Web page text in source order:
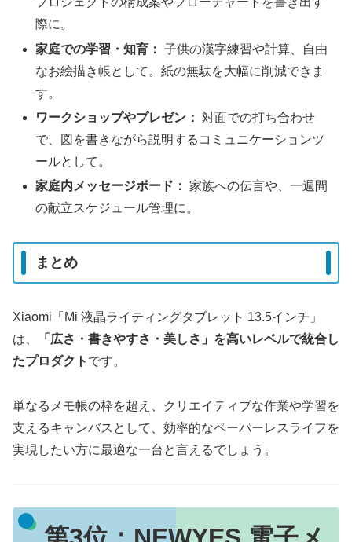
際に。
家庭での学習・知育： 子供の漢字練習や計算、自由
なお絵描き帳として。紙の無駄を大幅に削減できま
す。
ワークショップやプレゼン：
対面での打ち合わせ
で、図を書きながら説明するコミュニケーションツ
ールとして。
家庭内メッセージボード： 家族への伝言や、一週間
の献立スケジュール管理に。
まとめ
Xiaomi「Mi 液晶ライティングタブレット 13.5インチ」
は、
「広さ・書きやすさ・美しさ」を高いレベルで統合し
たプロダクト です。
単なるメモ帳の枠を超え、クリエイティブな作業や学習を
支えるキャンバスとして、効率的なペーパーレスライフを
実現したい方に最適な一台と言えるでしょう。